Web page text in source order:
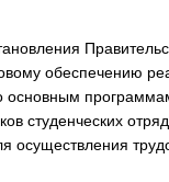
обеспечению
основным
студенческих